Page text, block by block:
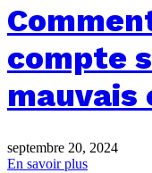
compte
mauvais
septembre 20, 2024
En savoir plus